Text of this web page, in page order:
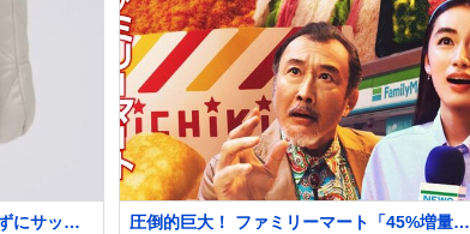
ト
数
数
にサッと
圧倒的巨大！ ファミリーマート「45%増量作